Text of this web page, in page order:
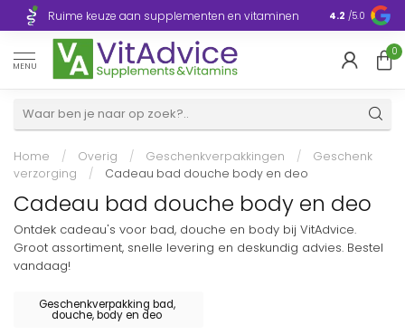
Ruime keuze aan supplementen en vitaminen Europa
4.2 /5.0
MENU
0
Home / Overig / Geschenkverpakkingen /
Geschenk
verzorging
/ Cadeau bad douche body en deo
Cadeau bad douche body en deo
Ontdek cadeau's voor bad, douche en body bij VitAdvice.
Groot assortiment, snelle levering en deskundig advies. Bestel
vandaag!
Geschenkverpakking bad,
douche, body en deo